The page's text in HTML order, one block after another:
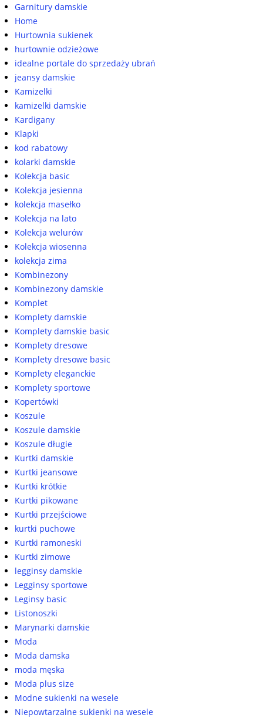
Garnitury damskie
Home
Hurtownia sukienek
hurtownie odzieżowe
idealne portale do sprzedaży ubrań
jeansy damskie
Kamizelki
kamizelki damskie
Kardigany
Klapki
kod rabatowy
kolarki damskie
Kolekcja basic
Kolekcja jesienna
kolekcja masełko
Kolekcja na lato
Kolekcja welurów
Kolekcja wiosenna
kolekcja zima
Kombinezony
Kombinezony damskie
Komplet
Komplety damskie
Komplety damskie basic
Komplety dresowe
Komplety dresowe basic
Komplety eleganckie
Komplety sportowe
Kopertówki
Koszule
Koszule damskie
Koszule długie
Kurtki damskie
Kurtki jeansowe
Kurtki krótkie
Kurtki pikowane
Kurtki przejściowe
kurtki puchowe
Kurtki ramoneski
Kurtki zimowe
legginsy damskie
Legginsy sportowe
Leginsy basic
Listonoszki
Marynarki damskie
Moda
Moda damska
moda męska
Moda plus size
Modne sukienki na wesele
Niepowtarzalne sukienki na wesele